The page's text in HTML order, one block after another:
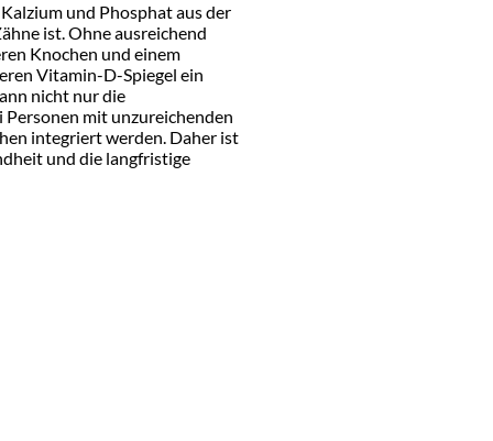
und Phosphat aus der
ist. Ohne ausreichend
Knochen und einem
Vitamin-D-Spiegel ein
nicht nur die
mit unzureichenden
integriert werden. Daher ist
und die langfristige